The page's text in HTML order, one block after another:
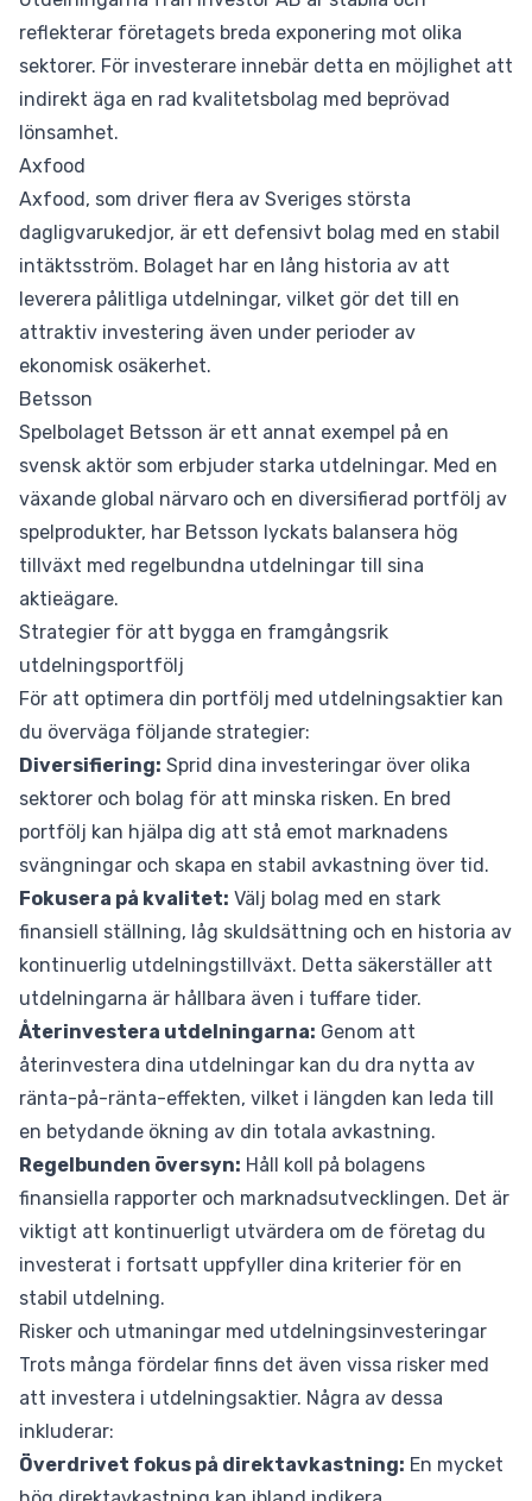
reflekterar företagets breda exponering mot olika
sektorer. För investerare innebär detta en möjlighet att
indirekt äga en rad kvalitetsbolag med beprövad
lönsamhet.
Axfood
Axfood, som driver flera av Sveriges största
dagligvarukedjor, är ett defensivt bolag med en stabil
intäktsström. Bolaget har en lång historia av att
leverera pålitliga utdelningar, vilket gör det till en
attraktiv investering även under perioder av
ekonomisk osäkerhet.
Betsson
Spelbolaget Betsson är ett annat exempel på en
svensk aktör som erbjuder starka utdelningar. Med en
växande global närvaro och en diversifierad portfölj av
spelprodukter, har Betsson lyckats balansera hög
tillväxt med regelbundna utdelningar till sina
aktieägare.
Strategier för att bygga en framgångsrik
utdelningsportfölj
För att optimera din portfölj med utdelningsaktier kan
du överväga följande strategier:
Diversifiering: Sprid dina investeringar över olika
sektorer och bolag för att minska risken. En bred
portfölj kan hjälpa dig att stå emot marknadens
svängningar och skapa en stabil avkastning över tid.
Fokusera på kvalitet: Välj bolag med en stark
finansiell ställning, låg skuldsättning och en historia av
kontinuerlig utdelningstillväxt. Detta säkerställer att
utdelningarna är hållbara även i tuffare tider.
Återinvestera utdelningarna: Genom att
återinvestera dina utdelningar kan du dra nytta av
ränta-på-ränta-effekten, vilket i längden kan leda till
en betydande ökning av din totala avkastning.
Regelbunden översyn: Håll koll på bolagens
finansiella rapporter och marknadsutvecklingen. Det är
viktigt att kontinuerligt utvärdera om de företag du
investerat i fortsatt uppfyller dina kriterier för en
stabil utdelning.
Risker och utmaningar med utdelningsinvesteringar
Trots många fördelar finns det även vissa risker med
att investera i utdelningsaktier. Några av dessa
inkluderar:
Överdrivet fokus på direktavkastning: En mycket